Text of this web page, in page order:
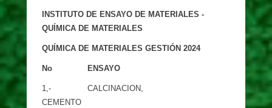
INSTITUTO DE ENSAYO DE MATERIALES -
QUÍMICA DE MATERIALES
QUÍMICA DE MATERIALES GESTIÓN 2024
No ENSAYO
1,-
CEMENTO
CALCINACION,